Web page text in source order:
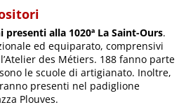
presenti alla 1020ª La Saint-Ours.
ed equiparato, comprensivi
des Métiers. 188 fanno parte
le scuole di artigianato. Inoltre,
presenti nel padiglione
Plouves.